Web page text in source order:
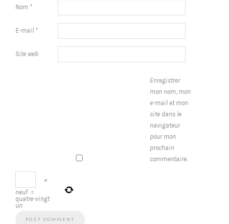
Nom *
E-mail *
Site web
Enregistrer
mon nom, mon
e-mail et mon
site dans le
navigateur
pour mon
prochain
commentaire.
×
neuf =
quatre-vingt
un